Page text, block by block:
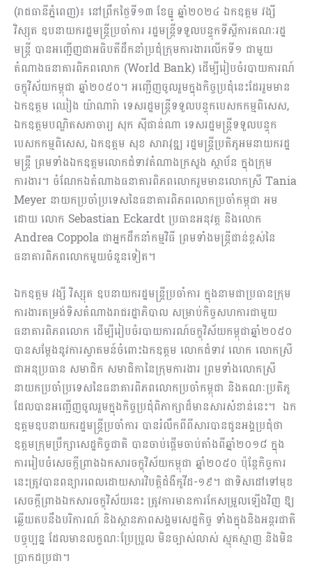
(រាជធានីភ្នំពេញ)៖ នៅព្រឹកថ្ងៃទី១៣ ខែធ្នូ ឆ្នាំ២០២៤ ឯកឧត្តម វង្សី
វិស្សុត ឧបនាយករដ្ឋមន្ត្រីប្រចាំការ រដ្ឋមន្ត្រីទទួលបន្ទុកទីស្តីការគណៈរដ្ឋ
មន្ត្រី បានអញ្ជើញជាអធិបតីដឹកនាំប្រជុំក្រុមការងារលើកទី១ ជាមួយ
តំណាងធនាគារពិភពលោក (World Bank) ដើម្បីរៀបចំរបាយការណ៍
ចក្ខុវិស័យកម្ពុជា ឆ្នាំ២០៥០។ អញ្ជើញចូលរួម​ក្នុងកិច្ចប្រជុំនេះដែររួមមាន
ឯកឧត្តម ឈៀង យ៉ាណារ៉ា ទេសរដ្ឋមន្ត្រីទទួលបន្ទុកបេសកកម្មពិសេស,
ឯកឧត្តមបណ្ឌិតសភាចារ្យ សុក ស៊ីផាន់ណា ទេសរដ្ឋមន្ត្រីទទួលបន្ទុក
បេសកកម្មពិសេស, ឯកឧត្តម សុខ សារាវុឌ្ឍ រដ្ឋមន្ត្រីប្រតិភូអមនាយករដ្ឋ
មន្ត្រី ព្រមទាំងឯកឧត្តមលោកជំទាវតំណាងក្រសួង ស្ថាប័ន ក្នុងក្រុម
ការងារ។ ចំណែកឯតំណាងធនាគារពិភពលោករួមមានលោកស្រី Tania
Meyer នាយកប្រចាំប្រទេសនៃធនាគារពិភពលោកប្រចាំកម្ពុជា អម
ដោយ លោក Sebastian Eckardt ប្រធានអនុវត្ត និងលោក
Andrea Coppola ជាអ្នកដឹកនាំកម្មវិធី ព្រមទាំងមន្ត្រីជាន់ខ្ពស់នៃ
ធនាគារពិភពលោកមួយចំនួនទៀត។
ឯកឧត្តម វង្សី វិស្សុត ឧបនាយករដ្ឋមន្ត្រីប្រចាំការ ក្នុងនាមជាប្រធានក្រុម
ការងារតម្រង់ទិសតំណាងរាជរដ្ឋាភិបាល សម្រាប់កិច្ចសហការជាមួយ
ធនាគារពិភពលោក ដើម្បីរៀបចំរបាយការណ៍ចក្ខុវិស័យកម្ពុជាឆ្នាំ២០៥០
បានសម្តែងនូវការស្វាគមន៍ចំពោះឯកឧត្ដម លោកជំទាវ លោក លោកស្រី
ជាអនុប្រធាន សមាជិក សមាជិកានៃក្រុមការងារ ព្រមទាំងលោកស្រី
នាយកប្រចាំប្រទេសនៃធនាគារពិភពលោកប្រចាំកម្ពុជា និងគណៈប្រតិភូ
ដែលបានអញ្ជើញចូលរួមក្នុងកិច្ចប្រជុំពិភាក្សាដ៏មានសារសំខាន់នេះ។ ឯក
ឧត្តមឧបនាយករដ្ឋមន្ត្រីប្រចាំការ បានរំលឹកពីពីសារបានជូនអង្គប្រជុំថា
ឧត្ដមក្រុមប្រឹក្សាសេដ្ឋកិច្ចជាតិ បានចាប់ផ្ដើមចាប់តាំងពីឆ្នាំ២០១៨ ក្នុង
ការរៀបចំសេចក្ដីព្រាងឯកសារចក្ខុវិស័យកម្ពុជា ឆ្នាំ២០៥០ ប៉ុន្ដែកិច្ចការ
នេះត្រូវបានពន្យារពេលដោយសារវិបត្ដិជំងឺកូវីដ-១៩។ ជាទិសដៅទៅមុខ
សេចក្ដីព្រាងឯកសារចក្ខុវិស័យនេះ ត្រូវការមានការកែសម្រួលឡើងវិញ ឱ្យ
ឆ្លើយតបនឹងបរិការណ៍ និងស្ថានភាពសង្គមសេដ្ឋកិច្ច ទាំងក្នុងនិងអន្ដរជាតិ
បច្ចុប្បន្ន ដែលមានលក្ខណៈប្រែប្រួល មិនច្បាស់លាស់ ស្មុគស្មាញ និងមិន
ប្រាកដប្រជា។